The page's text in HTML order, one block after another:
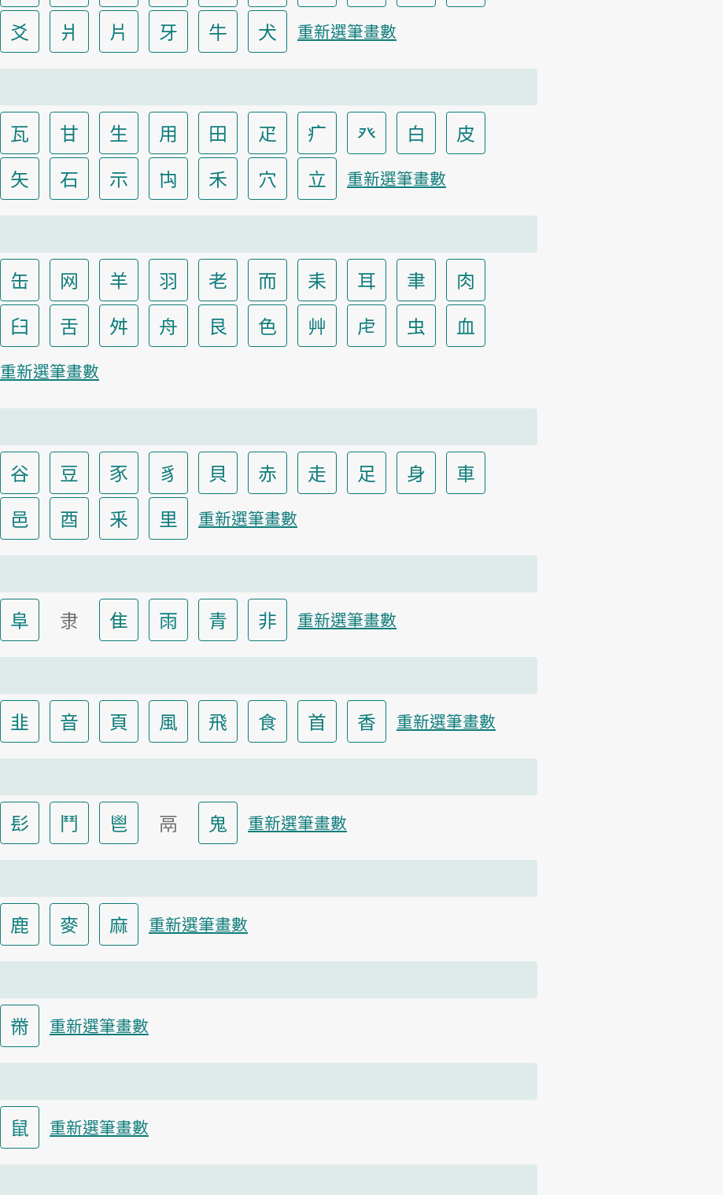
爻 爿 片 牙 牛 犬 重新選筆畫數
瓦 甘 生 用 田 疋 疒 癶 白
皮
矢 石 示 禸 禾 穴 立 重新選筆畫數
缶 网 羊 羽 老 而 耒 耳 聿
肉
臼 舌 舛 舟 艮 色 艸 虍 虫
血
重新選筆畫數
谷 豆 豕 豸 貝 赤 走 足 身
車
邑 酉 釆 里 重新選筆畫數
阜 隶 隹 雨 青 非 重新選筆畫數
韭 音 頁 風 飛 食 首 香 重新選筆畫數
髟 鬥 鬯 鬲 鬼 重新選筆畫數
鹿 麥 麻 重新選筆畫數
黹 重新選筆畫數
鼠 重新選筆畫數